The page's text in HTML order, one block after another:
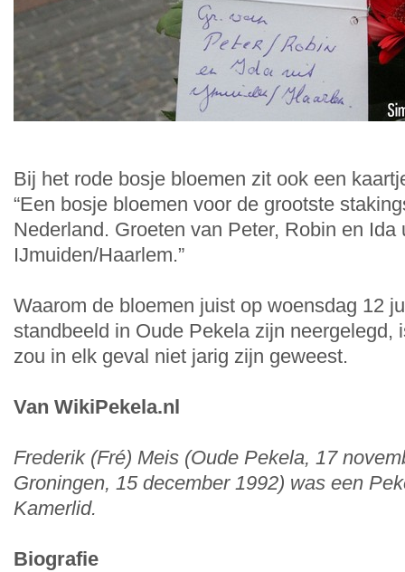
Bij het rode bosje bloemen zit ook een
“Een bosje bloemen voor de grootste
Nederland. Groeten van Peter, Robin en Ida
IJmuiden/Haarlem.”
Waarom de bloemen juist op woensdag 12
standbeeld in Oude Pekela zijn neergelegd,
zou in elk geval niet jarig zijn geweest.
Van WikiPekela.nl
Frederik (Fré) Meis (Oude Pekela, 17
Groningen, 15 december 1992) was een
Kamerlid.
Biografie